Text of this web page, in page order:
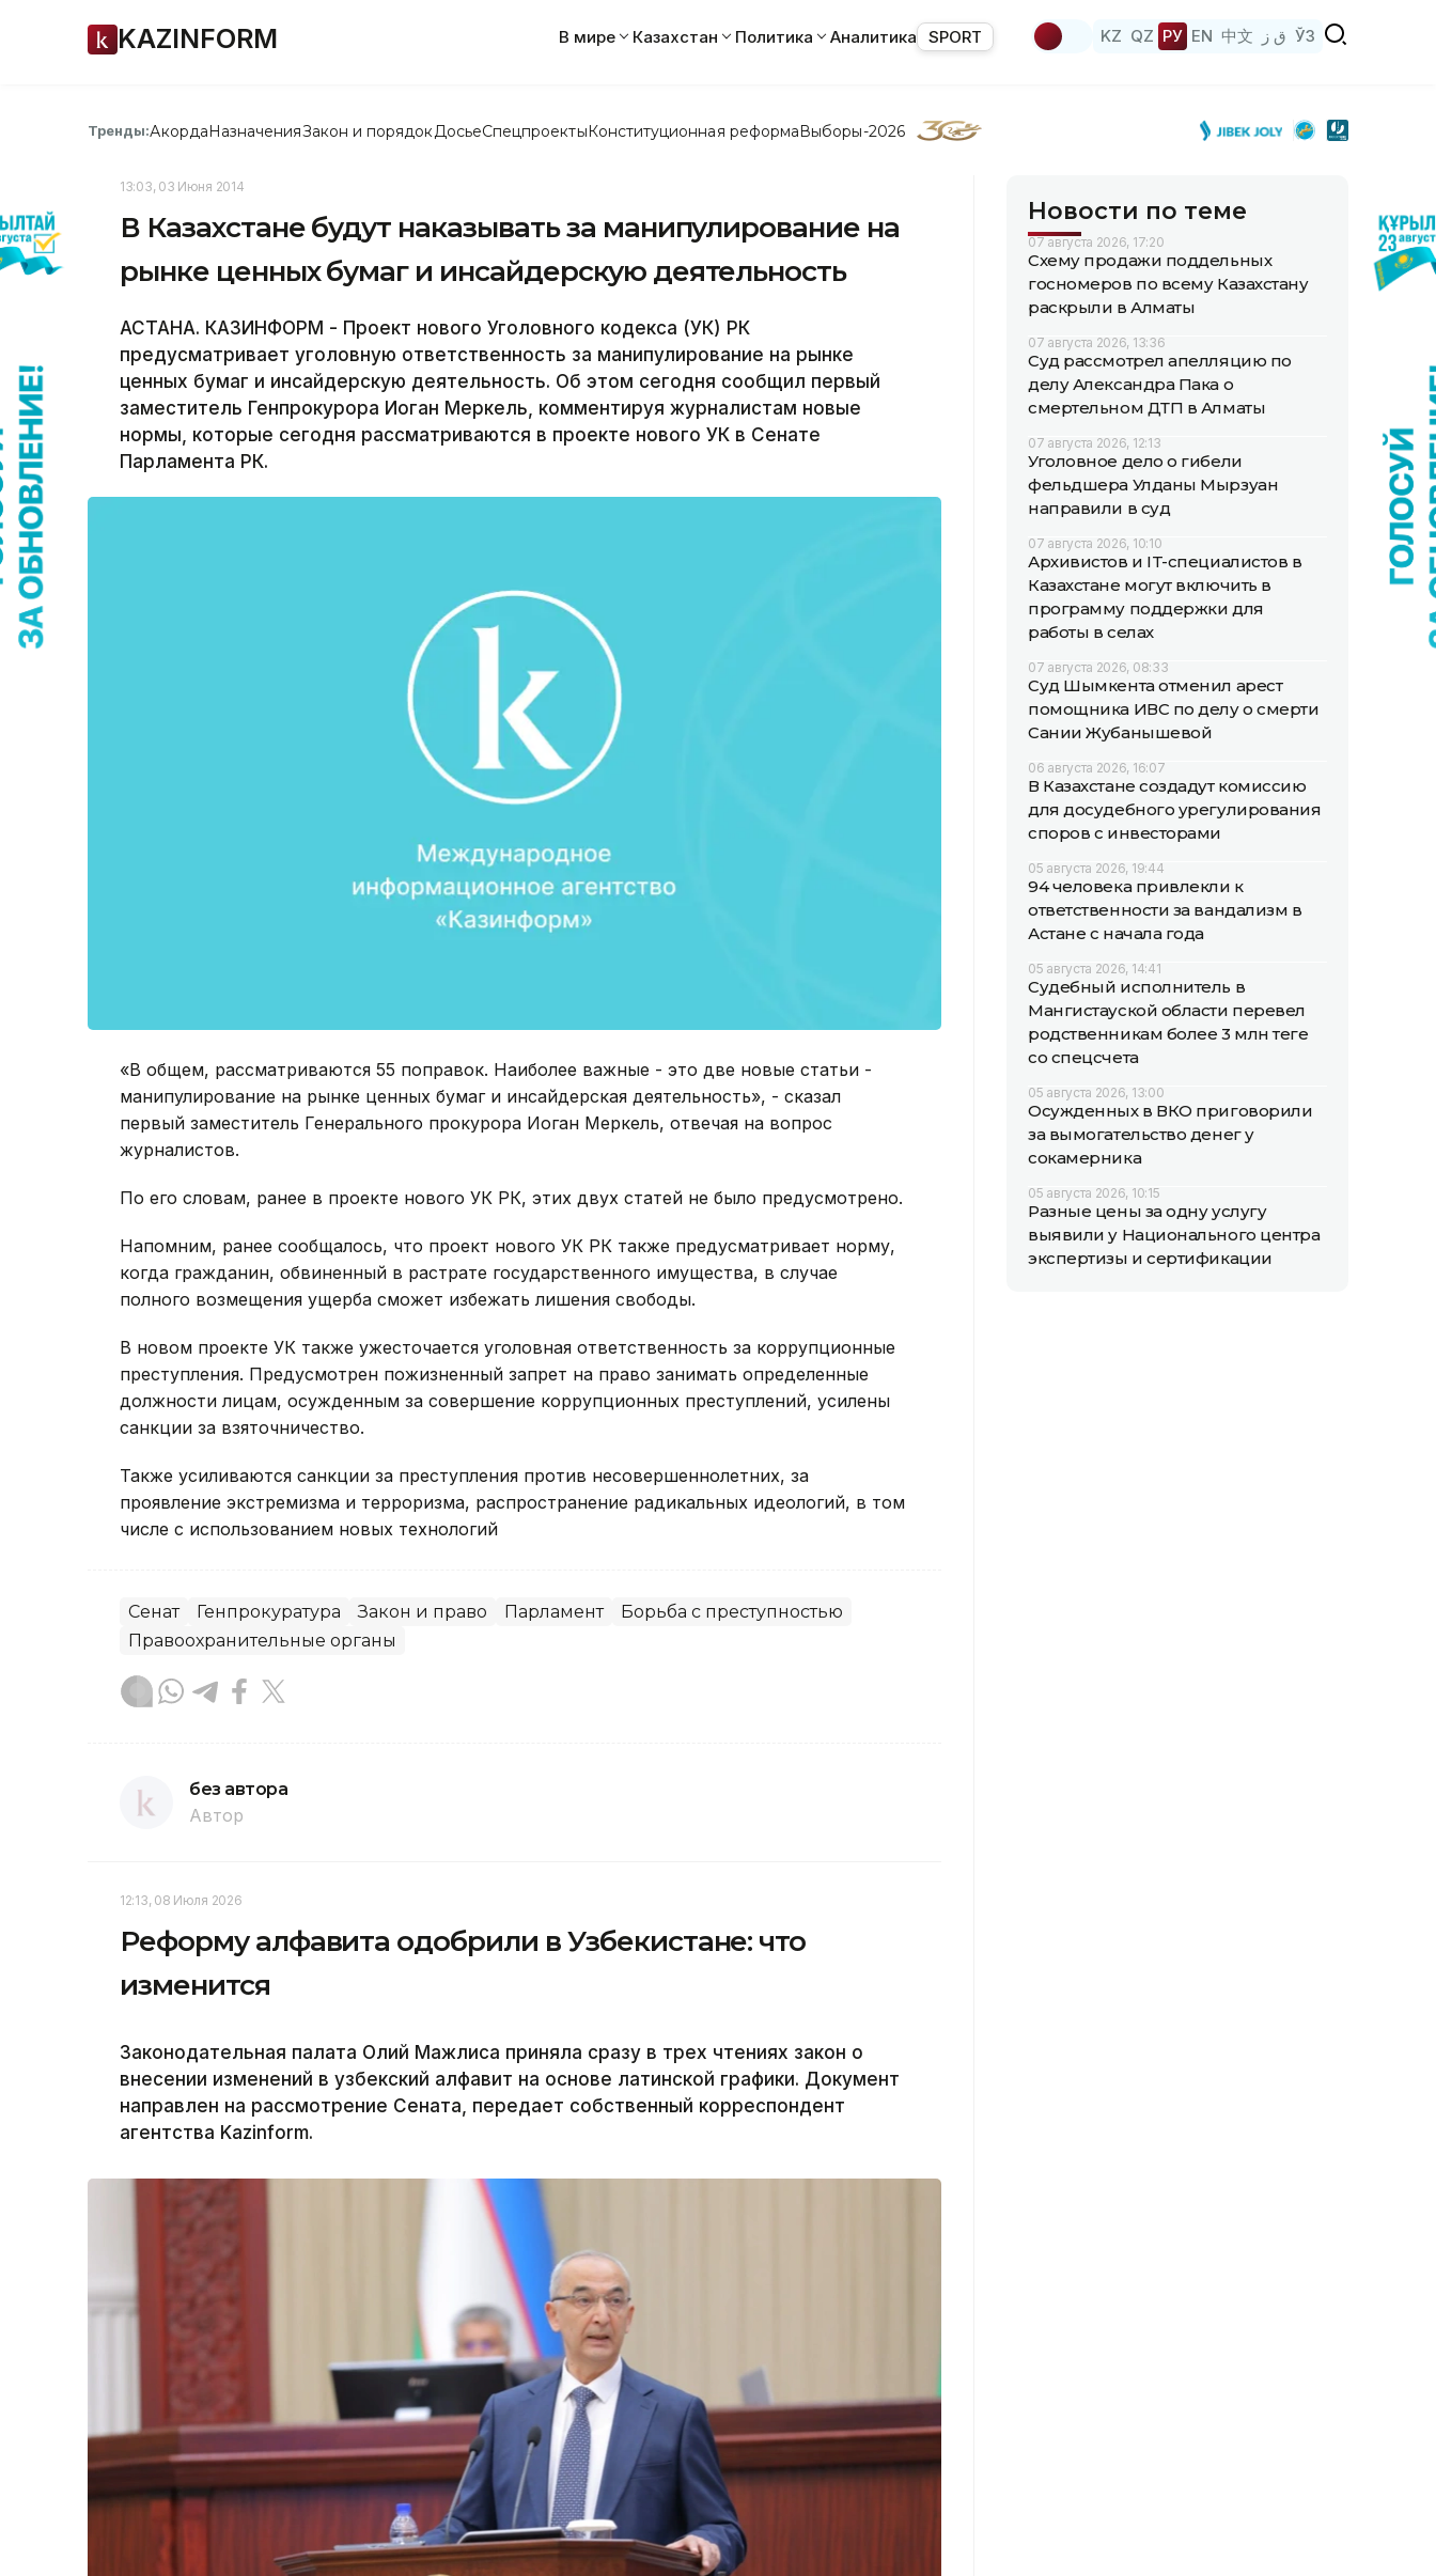
KAZINFORM В мире Казахстан Политика Аналитика SPORT KZ QZ РУ EN 中文 ق ز ЎЗ
Тренды:АкордаНазначенияЗакон и порядок ДосьеСпецпроектыКонституционная реформаВыборы-2026
13:03, 03 Июня 2014
В Казахстане будут наказывать за манипулирование на
рынке ценных бумаг и инсайдерскую деятельность
АСТАНА. КАЗИНФОРМ - Проект нового Уголовного кодекса (УК) РК
предусматривает уголовную ответственность за манипулирование на рынке
ценных бумаг и инсайдерскую деятельность. Об этом сегодня сообщил первый
заместитель Генпрокурора Иоган Меркель, комментируя журналистам новые
нормы, которые сегодня рассматриваются в проекте нового УК в Сенате
Парламента РК.
«В общем, рассматриваются 55 поправок. Наиболее важные - это две новые статьи -
манипулирование на рынке ценных бумаг и инсайдерская деятельность», - сказал
первый заместитель Генерального прокурора Иоган Меркель, отвечая на вопрос
журналистов.
По его словам, ранее в проекте нового УК РК, этих двух статей не было предусмотрено.
Напомним, ранее сообщалось, что проект нового УК РК также предусматривает норму,
когда гражданин, обвиненный в растрате государственного имущества, в случае
полного возмещения ущерба сможет избежать лишения свободы.
В новом проекте УК также ужесточается уголовная ответственность за коррупционные
преступления. Предусмотрен пожизненный запрет на право занимать определенные
должности лицам, осужденным за совершение коррупционных преступлений, усилены
санкции за взяточничество.
Также усиливаются санкции за преступления против несовершеннолетних, за
проявление экстремизма и терроризма, распространение радикальных идеологий, в том
числе с использованием новых технологий
Сенат Генпрокуратура Закон и право Парламент
Борьба с преступностью
Правоохранительные органы
без автора
Автор
12:13, 08 Июля 2026
Реформу алфавита одобрили в Узбекистане: что
изменится
Законодательная палата Олий Мажлиса приняла сразу в трех чтениях закон о
внесении изменений в узбекский алфавит на основе латинской графики. Документ
направлен на рассмотрение Сената, передает собственный корреспондент
агентства Kazinform.
Новости по теме
07 августа 2026, 17:20
Схему продажи поддельных
госномеров по всему Казахстану
раскрыли в Алматы
07 августа 2026, 13:36
Суд рассмотрел апелляцию по
делу Александра Пака о
смертельном ДТП в Алматы
07 августа 2026, 12:13
Уголовное дело о гибели
фельдшера Улданы Мырзуан
направили в суд
07 августа 2026, 10:10
Архивистов и IT-специалистов в
Казахстане могут включить в
программу поддержки для
работы в селах
07 августа 2026, 08:33
Суд Шымкента отменил арест
помощника ИВС по делу о смерти
Сании Жубанышевой
06 августа 2026, 16:07
В Казахстане создадут комиссию
для досудебного урегулирования
споров с инвесторами
05 августа 2026, 19:44
94 человека привлекли к
ответственности за вандализм в
Астане с начала года
05 августа 2026, 14:41
Судебный исполнитель в
Мангистауской области перевел
родственникам более 3 млн теңге
со спецсчета
05 августа 2026, 13:00
Осужденных в ВКО приговорили
за вымогательство денег у
сокамерника
05 августа 2026, 10:15
Разные цены за одну услугу
выявили у Национального центра
экспертизы и сертификации